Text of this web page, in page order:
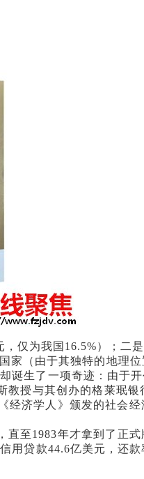
仅为我国16.5%）；二
家（由于其独特的地理
诞生了一项奇迹：由于
授与其创办的格莱珉
济学人》颁发的社会
至1983年才拿到了正
贷款44.6亿美元，还